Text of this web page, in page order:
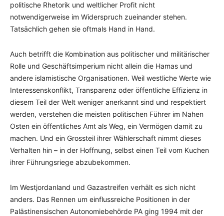
politische Rhetorik und weltlicher Profit nicht
notwendigerweise im Widerspruch zueinander stehen.
Tatsächlich gehen sie oftmals Hand in Hand.
Auch betrifft die Kombination aus politischer und militärischer
Rolle und Geschäftsimperium nicht allein die Hamas und
andere islamistische Organisationen. Weil westliche Werte wie
Interessenskonflikt, Transparenz oder öffentliche Effizienz in
diesem Teil der Welt weniger anerkannt sind und respektiert
werden, verstehen die meisten politischen Führer im Nahen
Osten ein öffentliches Amt als Weg, ein Vermögen damit zu
machen. Und ein Grossteil ihrer Wählerschaft nimmt dieses
Verhalten hin – in der Hoffnung, selbst einen Teil vom Kuchen
ihrer Führungsriege abzubekommen.
Im Westjordanland und Gazastreifen verhält es sich nicht
anders. Das Rennen um einflussreiche Positionen in der
Palästinensischen Autonomiebehörde PA ging 1994 mit der